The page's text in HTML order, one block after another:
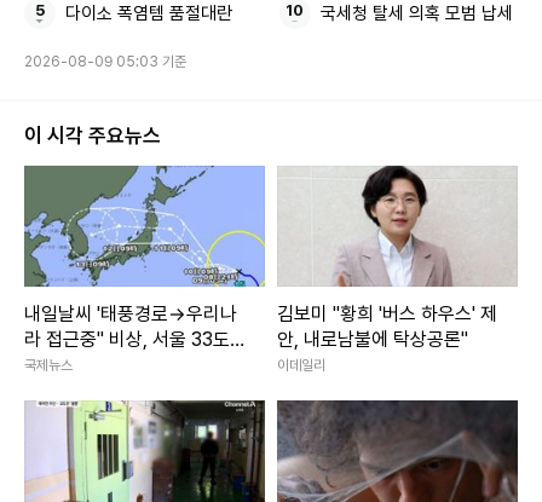
다이소 폭염템 품절대란 국세청 탈세 의혹 모범 납세
2026-08-09 05:03 기준
이 시각 주요뉴스
내일날씨 '태풍경로→우리나
라 접근중" 비상, 서울 33도
폭염
국제뉴스
김보미 "황희 '버스 하우스' 제
안, 내로남불에 탁상공론"
이데일리